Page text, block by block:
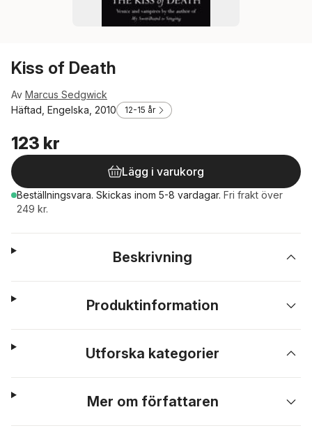
Kiss of Death
Av Marcus Sedgwick
Häftad, Engelska, 2010
12-15 år
123 kr
Lägg i varukorg
Beställningsvara. Skickas inom 5-8 vardagar. Fri frakt över
249 kr.
Beskrivning
Produktinformation
Utforska kategorier
Mer om författaren